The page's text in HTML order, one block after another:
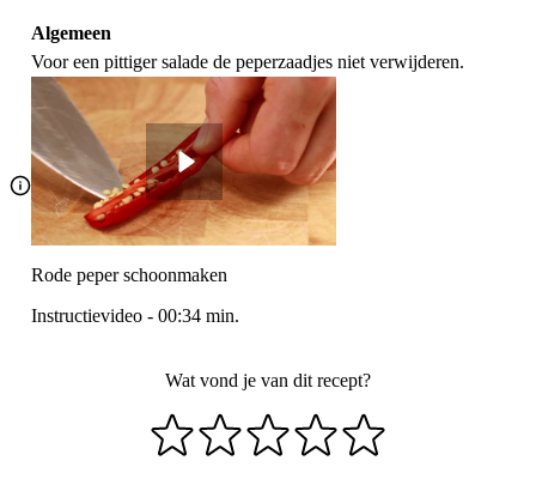
Algemeen
Voor een pittiger salade de peperzaadjes niet verwijderen.
Rode peper schoonmaken
Instructievideo - 00:34 min.
Wat vond je van dit recept?